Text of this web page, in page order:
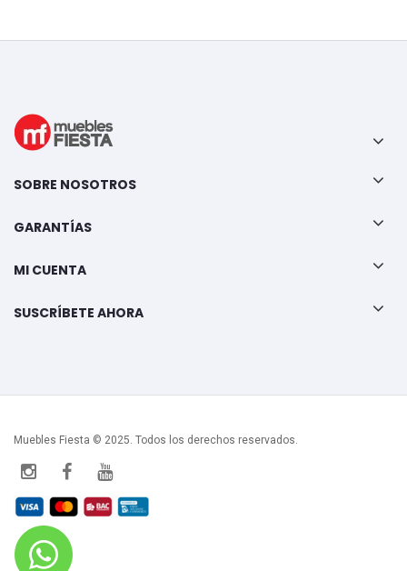
SOBRE NOSOTROS
GARANTÍAS
MI CUENTA
SUSCRÍBETE AHORA
Muebles Fiesta © 2025. Todos los derechos reservados.